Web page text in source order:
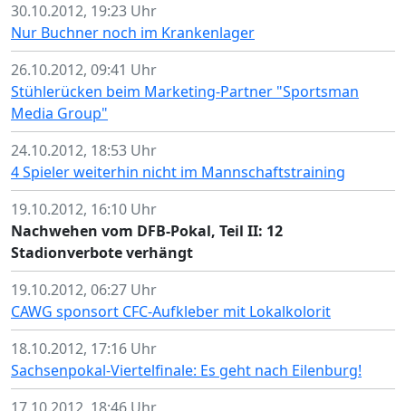
30.10.2012, 19:23 Uhr
Nur Buchner noch im Krankenlager
26.10.2012, 09:41 Uhr
Stühlerücken beim Marketing-Partner "Sportsman
Media Group"
24.10.2012, 18:53 Uhr
4 Spieler weiterhin nicht im Mannschaftstraining
19.10.2012, 16:10 Uhr
Nachwehen vom DFB-Pokal, Teil II: 12
Stadionverbote verhängt
19.10.2012, 06:27 Uhr
CAWG sponsort CFC-Aufkleber mit Lokalkolorit
18.10.2012, 17:16 Uhr
Sachsenpokal-Viertelfinale: Es geht nach Eilenburg!